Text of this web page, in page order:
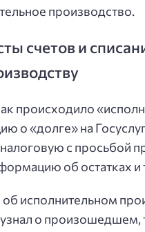
производство.
счетов и
происходило
о «долге» на
с просьбой
об остатках и
исполнительном
узнал о